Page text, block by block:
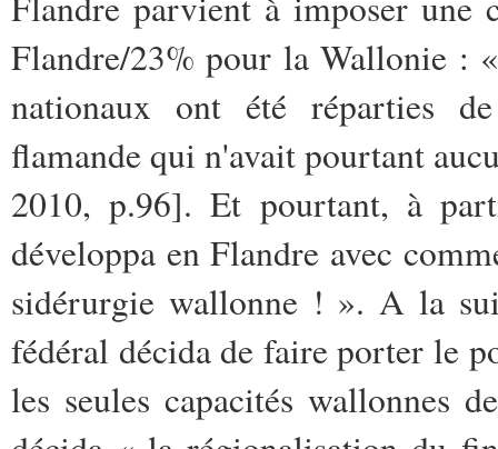
Flandre/23% pour la Wallonie :
nationaux ont été réparties
flamande qui n'avait pourtant
2010, p.96]. Et pourtant, à
développa en Flandre avec
sidérurgie wallonne ! ». A la
fédéral décida de faire porter le
les seules capacités wallonnes